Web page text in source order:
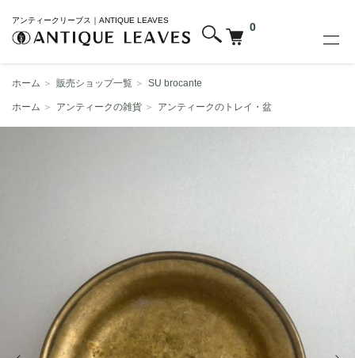
アンティークリーブス｜ANTIQUE LEAVES
0
ホーム ＞ 販売ショップ一覧 ＞ SU brocante
ホーム ＞ アンティークの雑貨 ＞ アンティークのトレイ・盆